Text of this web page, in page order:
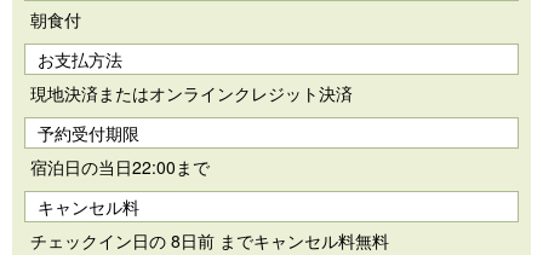
朝食付
お支払方法
現地決済またはオンラインクレジット決済
予約受付期限
宿泊日の当日22:00まで
キャンセル料
チェックイン日の 8日前 までキャンセル料無料